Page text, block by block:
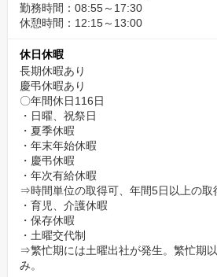
勤務時間：08:55～17:30
休憩時間：12:15～13:00
休日休暇
長期休暇あり
慶弔休暇あり
〇年間休日116日
・日曜、祝祭日
・夏季休暇
・年末年始休暇
・慶弔休暇
・年次有給休暇
⇒時間単位の取得可、年間5日以上の取
・育児、介護休暇
・保存休暇
・土曜交代制
⇒繁忙期には土曜出社が発生。繁忙期
み。